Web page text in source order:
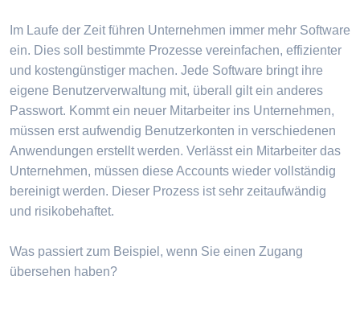
Im Laufe der Zeit führen Unternehmen immer mehr Software
ein. Dies soll bestimmte Prozesse vereinfachen, effizienter
und kostengünstiger machen. Jede Software bringt ihre
eigene Benutzerverwaltung mit, überall gilt ein anderes
Passwort. Kommt ein neuer Mitarbeiter ins Unternehmen,
müssen erst aufwendig Benutzerkonten in verschiedenen
Anwendungen erstellt werden. Verlässt ein Mitarbeiter das
Unternehmen, müssen diese Accounts wieder vollständig
bereinigt werden. Dieser Prozess ist sehr zeitaufwändig
und risikobehaftet.
Was passiert zum Beispiel, wenn Sie einen Zugang
übersehen haben?